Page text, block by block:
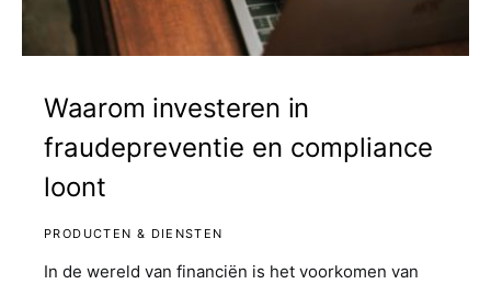
Waarom investeren in
fraudepreventie en compliance
loont
PRODUCTEN & DIENSTEN
In de wereld van financiën is het voorkomen van